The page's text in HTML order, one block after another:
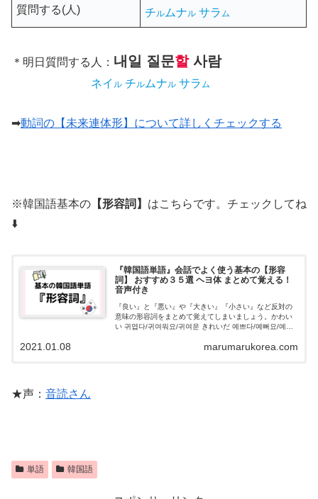
質問する(人)
チ ル ムナ ル サラ ム
＊明日質問する人： 내일 질문할사람
ネイ ル チ ル ムナ ル サラ ム
➡動詞の【未来連体形】について詳しくチェックする
※韓国語基本の 【形容詞】 はこちらです。チェックしてね
⬇️
『韓国語単語』会話でよく使う基本の【形容
詞】 おすすめ３５選 ヘヨ体 まとめて覚える！
音声付き
『良い』と『悪い』や『大きい』『小さい』など反対の
意味の形容詞をまとめて覚えてしまいましょう。かわい
い 귀엽다/귀여워요/귀여운 きれいだ 예쁘다/예뻐요/예쁜
marumarukorea.com
2021.01.08
★声： 音読さん
単語 韓国語